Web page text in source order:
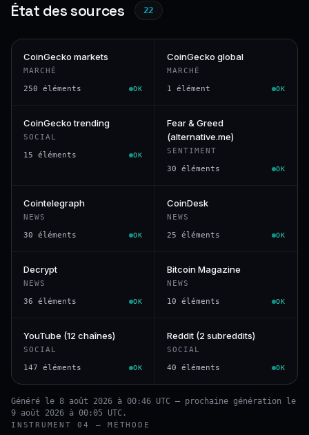
État des sources 22
CoinGecko markets
MARCHÉ
250 éléments OK
CoinGecko global
MARCHÉ
1 élément OK
CoinGecko trending
SOCIAL
15 éléments OK
Fear & Greed
(alternative.me)
SENTIMENT
30 éléments OK
Cointelegraph
NEWS
30 éléments OK
CoinDesk
NEWS
25 éléments OK
Decrypt
NEWS
36 éléments OK
Bitcoin Magazine
NEWS
10 éléments OK
YouTube (12 chaînes)
SOCIAL
147 éléments OK
Reddit (2 subreddits)
SOCIAL
40 éléments OK
Généré le 8 août 2026 à 00:46 UTC — prochaine génération le
9 août 2026 à 00:05 UTC.
INSTRUMENT 04 — MÉTHODE